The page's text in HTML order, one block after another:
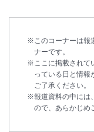
このコーナーは報
ナーです。
ここに掲載されて
っている日と情報
ご了承ください。
報道資料の中には
ので、あらかじめ